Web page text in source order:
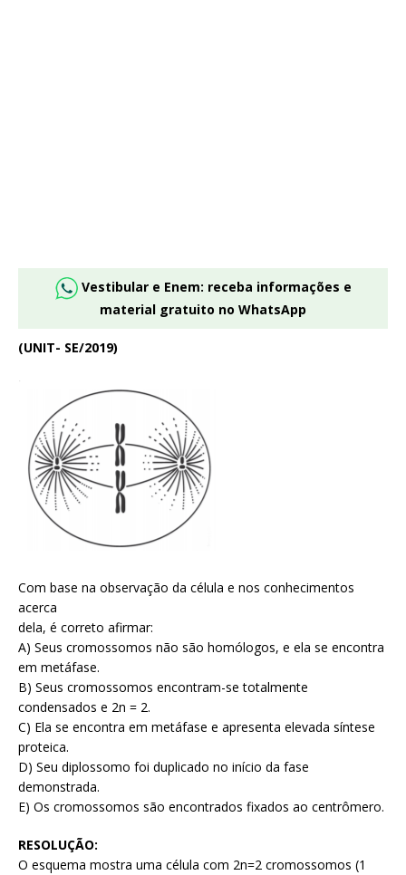
Vestibular e Enem: receba informações e
material gratuito no WhatsApp
(UNIT- SE/2019)
Com base na observação da célula e nos conhecimentos
acerca
dela, é correto afirmar:
A) Seus cromossomos não são homólogos, e ela se encontra
em metáfase.
B) Seus cromossomos encontram-se totalmente
condensados e 2n = 2.
C) Ela se encontra em metáfase e apresenta elevada síntese
proteica.
D) Seu diplossomo foi duplicado no início da fase
demonstrada.
E) Os cromossomos são encontrados fixados ao centrômero.
RESOLUÇÃO:
O esquema mostra uma célula com 2n=2 cromossomos (1